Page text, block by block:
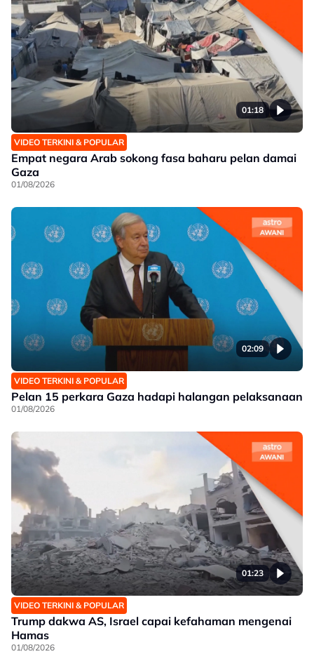
01:18
VIDEO TERKINI & POPULAR
Empat negara Arab sokong fasa baharu pelan damai
Gaza
01/08/2026
02:09
VIDEO TERKINI & POPULAR
Pelan 15 perkara Gaza hadapi halangan pelaksanaan
01/08/2026
01:23
VIDEO TERKINI & POPULAR
Trump dakwa AS, Israel capai kefahaman mengenai
Hamas
01/08/2026